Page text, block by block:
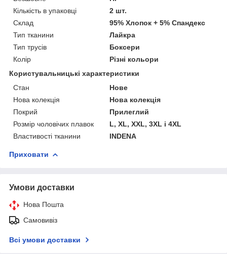
Кількість в упаковці
2 шт.
Склад
95% Хлопок + 5% Спандекс
Тип тканини
Лайкра
Тип трусів
Боксери
Колір
Різні кольори
Користувальницькі характеристики
Стан
Нове
Нова колекція
Нова колекція
Покрий
Прилеглий
Розмір чоловічих плавок
L, XL, XXL, 3XL і 4XL
Властивості тканини
INDENA
Приховати
Умови доставки
Нова Пошта
Самовивіз
Всі умови доставки